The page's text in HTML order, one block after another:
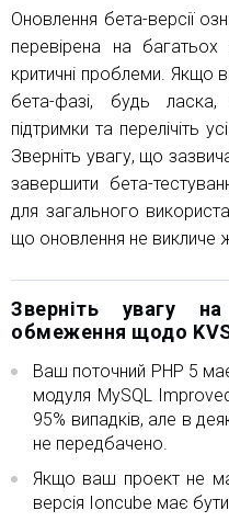
Оновлення бета-версії
перевірена на
критичні проблеми. Якщо
бета-фазі, будь
підтримки та перелічіть
Зверніть увагу, що
завершити бета-
для загального
що оновлення не викличе
Зверніть увагу
обмеження щодо KVS
Ваш поточний PHP 5
модуля MySQL
95% випадків, але в
не передбачено.
Якщо ваш проект не
версія Ioncube має